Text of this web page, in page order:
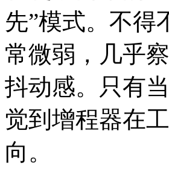
先”模式。不得
常微弱，几乎
抖动感。只有
觉到增程器在
向。